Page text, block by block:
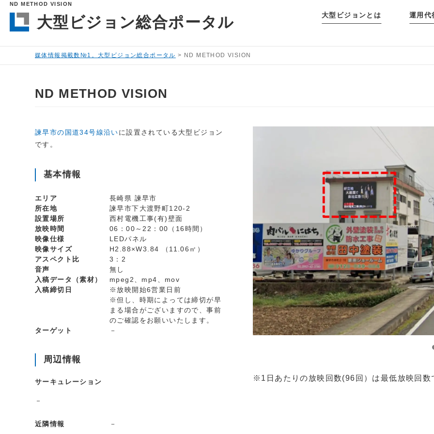
ND METHOD VISION
大型ビジョン総合ポータル 大型ビジョンとは 運用代
媒体情報掲載数№1。大型ビジョン総合ポータル > ND METHOD VISION
ND METHOD VISION
諫早市の国道34号線沿いに設置されている大型ビジョン
です。
基本情報
エリア
長崎県 諫早市
所在地
諫早市下大渡野町120-2
設置場所
西村電機工事(有)壁面
放映時間
06：00～22：00（16時間）
映像仕様
LEDパネル
映像サイズ
H2.88×W3.84 （11.06㎡）
アスペクト比
3：2
音声
無し
入稿データ（素材）
mpeg2、mp4、mov
入稿締切日
※放映開始6営業日前
※但し、時期によっては締切が早
まる場合がございますので、事前
のご確認をお願いいたします。
ターゲット
－
周辺情報
サーキュレーション
－
近隣情報 －
※1日あたりの放映回数(96回）は最低放映回数